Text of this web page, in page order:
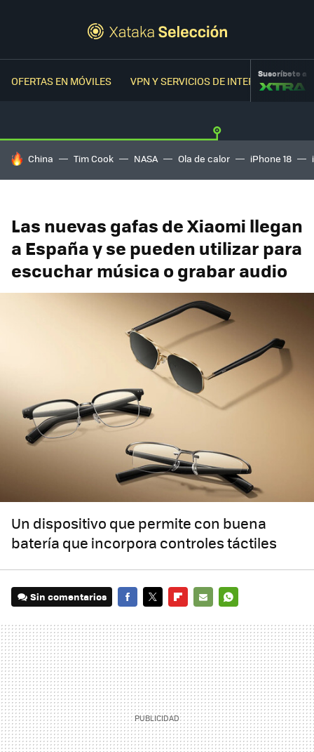
OFERTAS EN MÓVILES VPN Y SERVICIOS DE INTERNETSuscríbete a
HOY SE HABLA DE
China Tim Cook NASA Ola de calor iPhone 18
Las nuevas gafas de Xiaomi llegan
a España y se pueden utilizar para
escuchar música o grabar audio
Un dispositivo que permite con buena
batería que incorpora controles táctiles
Sin comentarios
MAIL